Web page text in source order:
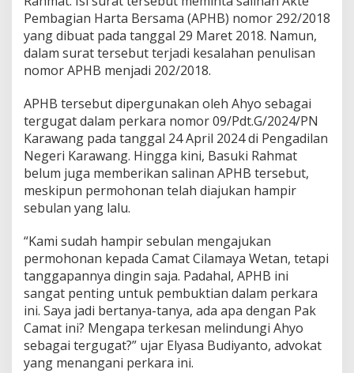
K
a
r
a
w
a
g
,
I
n
i
P
e
n
e
l
a
s
a
n
y
a
Pembagian Harta Bersama (APHB) nomor 292/2018
yang dibuat pada tanggal 29 Maret 2018. Namun,
dalam surat tersebut terjadi kesalahan penulisan
nomor APHB menjadi 202/2018.
APHB tersebut dipergunakan oleh Ahyo sebagai
tergugat dalam perkara nomor 09/Pdt.G/2024/PN
Karawang pada tanggal 24 April 2024 di Pengadilan
Negeri Karawang. Hingga kini, Basuki Rahmat
belum juga memberikan salinan APHB tersebut,
meskipun permohonan telah diajukan hampir
sebulan yang lalu.
“Kami sudah hampir sebulan mengajukan
permohonan kepada Camat Cilamaya Wetan, tetapi
tanggapannya dingin saja. Padahal, APHB ini
sangat penting untuk pembuktian dalam perkara
ini. Saya jadi bertanya-tanya, ada apa dengan Pak
Camat ini? Mengapa terkesan melindungi Ahyo
sebagai tergugat?” ujar Elyasa Budiyanto, advokat
yang menangani perkara ini.